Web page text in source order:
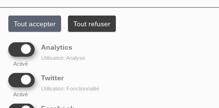
Tout accepter Tout refuser
Analytics
Activé
Utilisation: Analyse
Twitter
Activé
Utilisation: Fonctionnalité